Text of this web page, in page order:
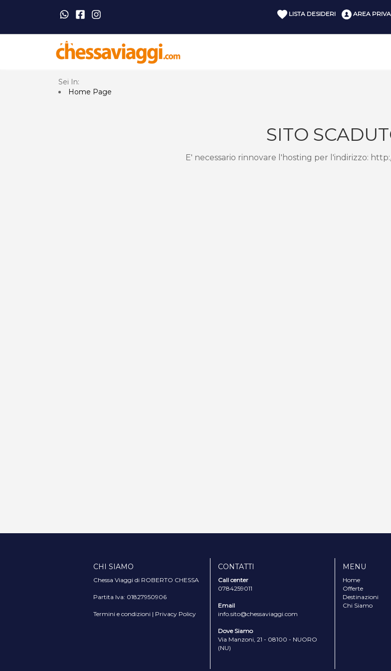
LISTA DESIDERI AREA
Sei In:
Home Page
SITO
E' necessario rinnovare l'hosting per l'indirizzo:
CHI SIAMO
Chessa Viaggi di ROBERTO CHESSA
Partita Iva: 01827950906
Termini e condizioni | Privacy Policy
CONTATTI
Call center
0784259011
Email
info.sito@chessaviaggi.com
Dove Siamo
Via Manzoni, 21 - 08100 - NUORO
(NU)
MENU
Home
Offerte
Destinazioni
Chi Siamo